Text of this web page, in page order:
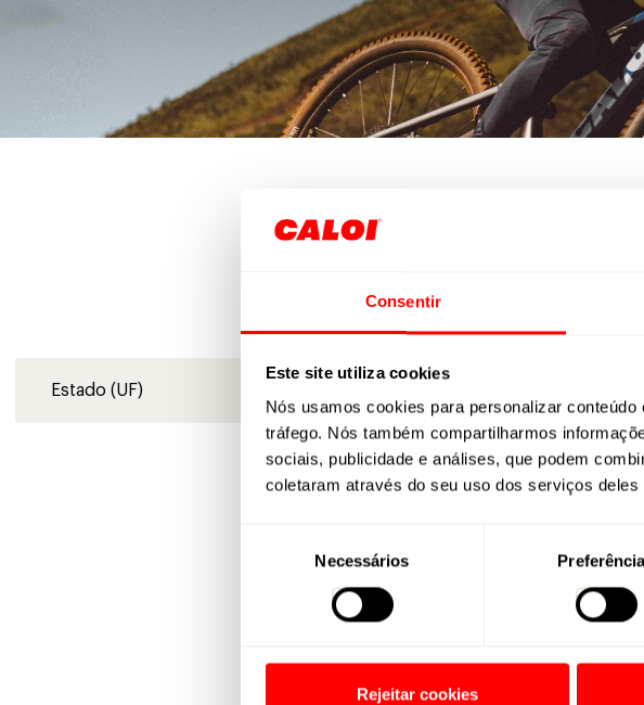
Consentir
Este site utiliza cookies
Nós usamos cookies para personalizar
tráfego. Nós também compartilharmos
sociais, publicidade e análises, que podem
coletaram através do seu uso dos serviços deles
consentimento
Necessários
Rejeitar cookies
Estado (UF)